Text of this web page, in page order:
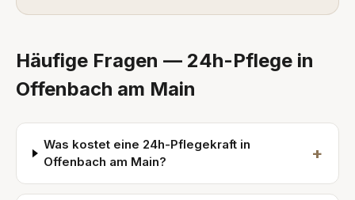
Häufige Fragen — 24h-Pflege in
Offenbach am Main
Was kostet eine 24h-Pflegekraft in
Offenbach am Main?
+